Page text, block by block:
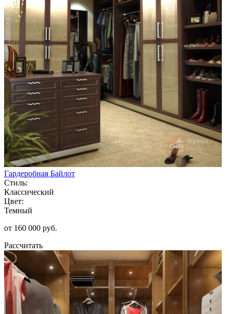
Гардеробная Байлот
Стиль:
Классический
Цвет:
Темный
от 160 000 руб.
Рассчитать